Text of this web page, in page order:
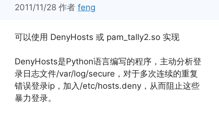
2011/11/28 作者 feng
可以使用 DenyHosts 或 pam_tally2.so 实现
DenyHosts是Python语言编写的程序，主动分析登
录日志文件/var/log/secure，对于多次连续的重复
错误登录ip，加入/etc/hosts.deny，从而阻止这些
暴力登录。